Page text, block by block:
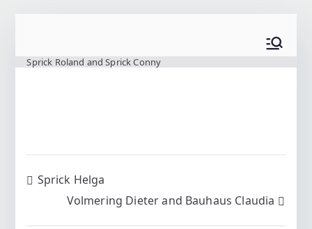
springen
Sprick Roland and Sprick Conny
Beitragsnavigation
Sprick Helga
Volmering Dieter and Bauhaus Claudia